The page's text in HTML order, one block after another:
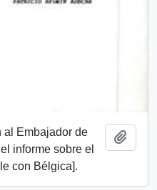
al Embajador de
informe sobre el
con Bélgica].